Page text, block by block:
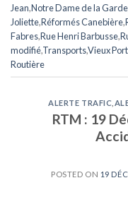
Jean,Notre Dame de la Garde
Joliette,Réformés Canebière,
Fabres,Rue Henri Barbusse,
modifié,Transports,Vieux
Routière
ALERTE TRAFIC
RTM : 19
POSTED ON 19